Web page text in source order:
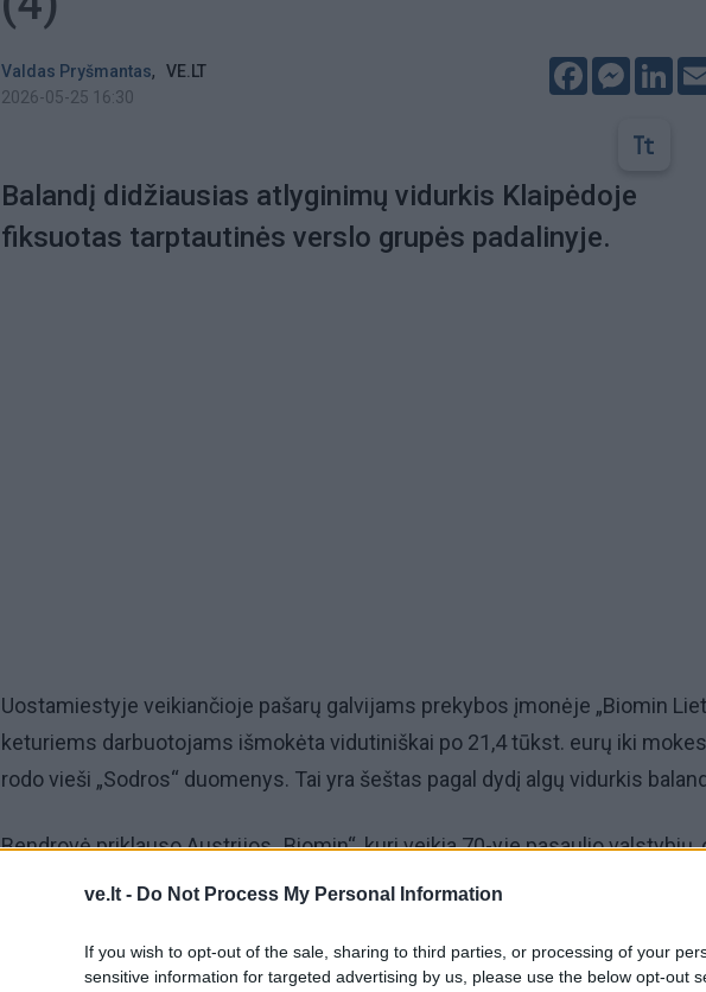
ve.lt - Do Not Process My Personal Information
If you wish to opt-out of the sale, sharing to third parties, or processing of your
sensitive information for targeted advertising by us, please use the below opt-out
Valdas Pryšmantas,
VE.LT
2026-05-25 16:30
Facebook
Balandį didžiausias atlyginimų vidurkis Klaipėdoje
fiksuotas tarptautinės verslo grupės padalinyje.
Uostamiestyje veikiančioje pašarų galvijams prekybos įmonėje „Biomin
keturiems darbuotojams išmokėta vidutiniškai po 21,4 tūkst. eurų iki
rodo vieši „Sodros“ duomenys. Tai yra šeštas pagal dydį algų vidurkis
Bendrovė priklauso Austrijos „Biomin“, kuri veikia 70-yje pasaulio valstybių,
žemės ūkio sektoriuje jos eksporto vertė 2024 metais siekė 16,9 mlrd.
Klaipėdoje veikianti „Biomin Lietuva“ per praėjusius metus trečdaliu
pardavimus ir gavo 3,1 mln. eurų pajamų bei uždirbo beveik 74 tūkst. eurų